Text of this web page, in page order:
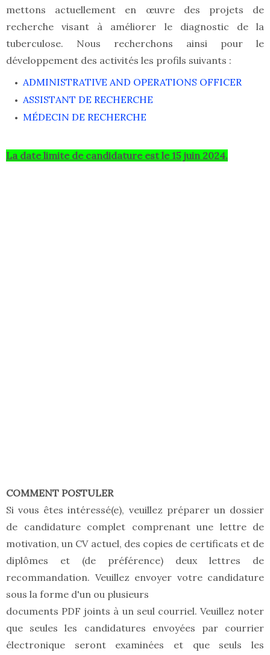
mettons actuellement en œuvre des projets de
recherche visant à améliorer le diagnostic de la
tuberculose. Nous recherchons ainsi pour le
développement des activités les profils suivants :
ADMINISTRATIVE AND OPERATIONS OFFICER
ASSISTANT DE RECHERCHE
MÉDECIN DE RECHERCHE
La date limite de candidature est le 15 juin 2024.
COMMENT POSTULER
Si vous êtes intéressé(e), veuillez préparer un dossier
de candidature complet comprenant une lettre de
motivation, un CV actuel, des copies de certificats et de
diplômes et (de préférence) deux lettres de
recommandation. Veuillez envoyer votre candidature
sous la forme d'un ou plusieurs
documents PDF joints à un seul courriel. Veuillez noter
que seules les candidatures envoyées par courrier
électronique seront examinées et que seuls les